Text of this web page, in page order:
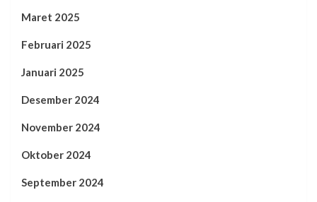
Maret 2025
Februari 2025
Januari 2025
Desember 2024
November 2024
Oktober 2024
September 2024